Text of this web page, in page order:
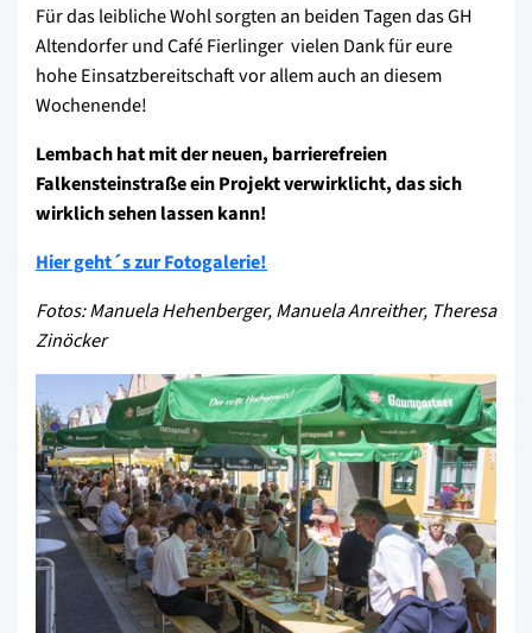
Für das leibliche Wohl sorgten an beiden Tagen das GH
Altendorfer und Café Fierlinger  vielen Dank für eure
hohe Einsatzbereitschaft vor allem auch an diesem
Wochenende!
Lembach hat mit der neuen, barrierefreien
Falkensteinstraße ein Projekt verwirklicht, das sich
wirklich sehen lassen kann!
Hier geht´s zur Fotogalerie!
Fotos: Manuela Hehenberger, Manuela Anreither, Theresa
Zinöcker